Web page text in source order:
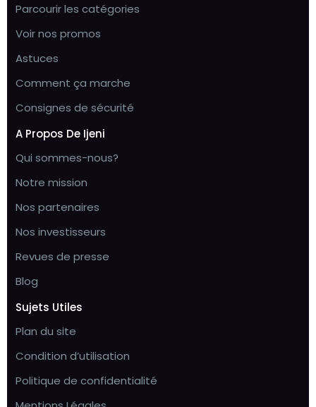
Parcourir les catégories
Voir nos promos
Astuces
Comment ça marche
Consignes de sécurité
A Propos De Ijeni
Qui sommes-nous?
Notre mission
Nos partenaires
Nos investisseurs
Revues de presse
Blog
Sujets Utiles
Plan du site
Condition d’utilisation
Politique de confidentialité